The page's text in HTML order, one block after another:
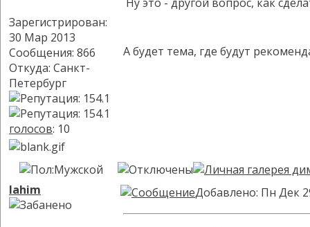
Зарегистрирован:
30 Мар 2013
Сообщения: 866
Откуда: Санкт-
Петербург
голосов: 10
А будет тема, где будут
lahim Добавлено: Пн Дек